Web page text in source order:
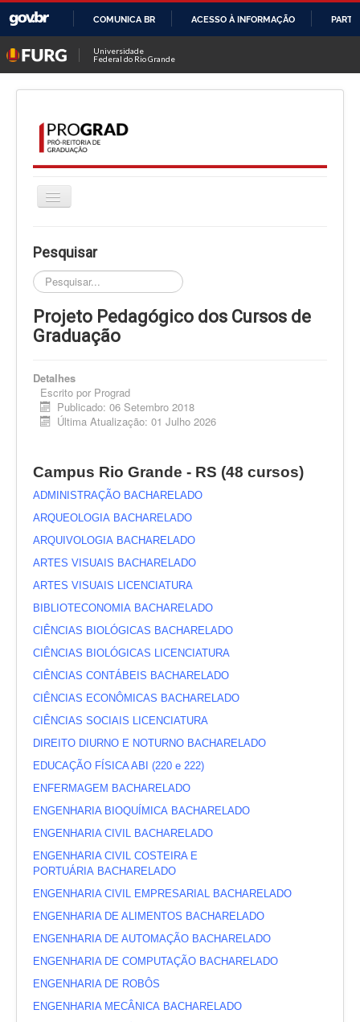
O
CONTEÚDO
COMUNICA BR ACESSO À INFORMAÇÃO
Universidade
Federal do Rio Grande
Alternar
A PROGRAD
CURSOS
INGRESSO
PROGRAMAS
EDITAIS
ESTUDANTES
NORMAS ACADÊMICAS
Você está aqui: Início
CURSOS
Projeto Pedagógico dos Cursos de Graduação
Pesquisar
Pesquisar...
Projeto Pedagógico dos Cursos de
Graduação
Detalhes
Escrito por Prograd
Publicado: 06 Setembro 2018
Última Atualização: 01 Julho 2026
Campus Rio Grande - RS (48 cursos)
ADMINISTRAÇÃO BACHARELADO
ARQUEOLOGIA BACHARELADO
ARQUIVOLOGIA BACHARELADO
ARTES VISUAIS BACHARELADO
ARTES VISUAIS LICENCIATURA
BIBLIOTECONOMIA BACHARELADO
CIÊNCIAS BIOLÓGICAS BACHARELADO
CIÊNCIAS BIOLÓGICAS LICENCIATURA
CIÊNCIAS CONTÁBEIS BACHARELADO
CIÊNCIAS ECONÔMICAS BACHARELADO
CIÊNCIAS SOCIAIS LICENCIATURA
DIREITO DIURNO E NOTURNO BACHARELADO
EDUCAÇÃO FÍSICA ABI (220 e 222)
ENFERMAGEM BACHARELADO
ENGENHARIA BIOQUÍMICA BACHARELADO
ENGENHARIA CIVIL BACHARELADO
ENGENHARIA CIVIL COSTEIRA E
PORTUÁRIA BACHARELADO
ENGENHARIA CIVIL EMPRESARIAL BACHARELADO
ENGENHARIA DE ALIMENTOS BACHARELADO
ENGENHARIA DE AUTOMAÇÃO BACHARELADO
ENGENHARIA DE COMPUTAÇÃO BACHARELADO
ENGENHARIA DE ROBÔS
ENGENHARIA MECÂNICA BACHARELADO